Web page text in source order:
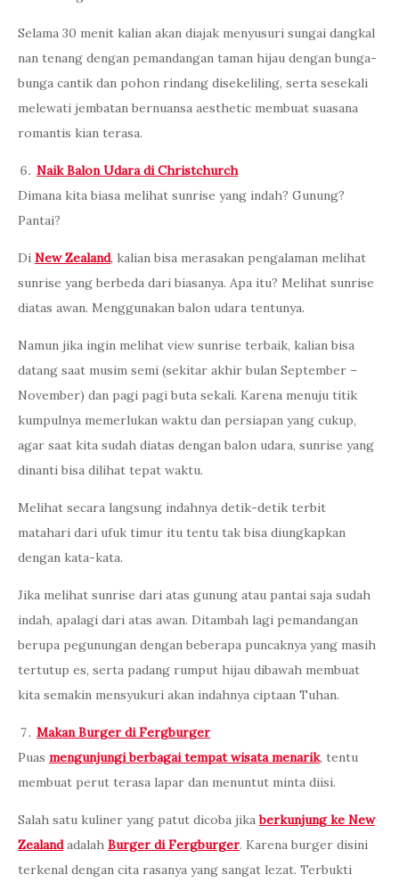
Selama 30 menit kalian akan diajak menyusuri sungai dangkal
nan tenang dengan pemandangan taman hijau dengan bunga-
bunga cantik dan pohon rindang disekeliling, serta sesekali
melewati jembatan bernuansa aesthetic membuat suasana
romantis kian terasa.
Naik Balon Udara di Christchurch
Dimana kita biasa melihat sunrise yang indah? Gunung?
Pantai?
Di New Zealand, kalian bisa merasakan pengalaman melihat
sunrise yang berbeda dari biasanya. Apa itu? Melihat sunrise
diatas awan. Menggunakan balon udara tentunya.
Namun jika ingin melihat view sunrise terbaik, kalian bisa
datang saat musim semi (sekitar akhir bulan September –
November) dan pagi pagi buta sekali. Karena menuju titik
kumpulnya memerlukan waktu dan persiapan yang cukup,
agar saat kita sudah diatas dengan balon udara, sunrise yang
dinanti bisa dilihat tepat waktu.
Melihat secara langsung indahnya detik-detik terbit
matahari dari ufuk timur itu tentu tak bisa diungkapkan
dengan kata-kata.
Jika melihat sunrise dari atas gunung atau pantai saja sudah
indah, apalagi dari atas awan. Ditambah lagi pemandangan
berupa pegunungan dengan beberapa puncaknya yang masih
tertutup es, serta padang rumput hijau dibawah membuat
kita semakin mensyukuri akan indahnya ciptaan Tuhan.
Makan Burger di Fergburger
Puas mengunjungi berbagai tempat wisata menarik, tentu
membuat perut terasa lapar dan menuntut minta diisi.
Salah satu kuliner yang patut dicoba jikaberkunjung ke New
Zealandadalah Burger di Fergburger. Karena burger disini
terkenal dengan cita rasanya yang sangat lezat. Terbukti